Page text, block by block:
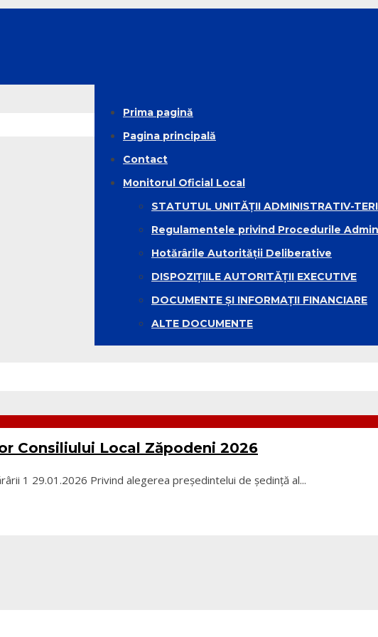
Prima pagină
Pagina principală
Contact
Monitorul Oficial Local
STATUTUL UNITĂȚII ADMINISTRATIV-
Regulamentele privind Procedurile
Hotărârile Autorității Deliberative
DISPOZIȚIILE AUTORITĂȚII EXECUTIVE
DOCUMENTE ȘI INFORMAȚII FINANCIARE
ALTE DOCUMENTE
Consiliului Local Zăpodeni 2026
1 29.01.2026 Privind alegerea președintelui de ședință al...